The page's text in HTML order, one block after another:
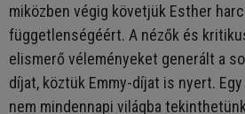
miközben végig követjük Esther
függetlenségéért. A nézők és
elismerő véleményeket generált a
díjat, köztük Emmy-díjat is nyert.
nem mindennapi világba